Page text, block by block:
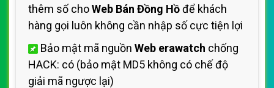
thêm số choWeb Bán Đồng Hồđể khách
hàng gọi luôn không cần nhập số cực tiện lợi
Bảo mật mã nguồn Web erawatch chống
HACK: có (bảo mật MD5 không có chế độ
giải mã ngược lại)